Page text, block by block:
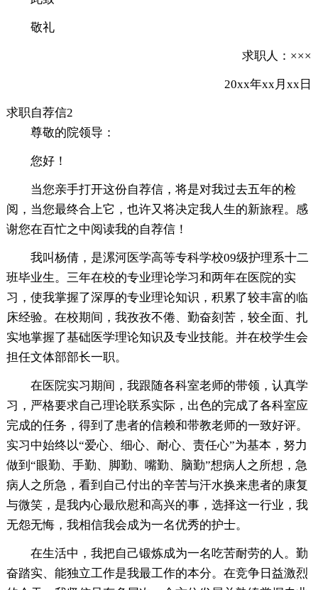
敬礼
求职人：×××
20xx年xx月xx日
求职自荐信2
尊敬的院领导：
您好！
当您亲手打开这份自荐信，将是对我过去五年的检
阅，当您最终合上它，也许又将决定我人生的新旅程。感
谢您在百忙之中阅读我的自荐信！
我叫杨倩，是漯河医学高等专科学校09级护理系十二
班毕业生。三年在校的专业理论学习和两年在医院的实
习，使我掌握了深厚的专业理论知识，积累了较丰富的临
床经验。在校期间，我孜孜不倦、勤奋刻苦，较全面、扎
实地掌握了基础医学理论知识及专业技能。并在校学生会
担任文体部部长一职。
在医院实习期间，我跟随各科室老师的带领，认真学
习，严格要求自己理论联系实际，出色的完成了各科室应
完成的任务，得到了患者的信赖和带教老师的一致好评。
实习中始终以“爱心、细心、耐心、责任心”为基本，努力
做到“眼勤、手勤、脚勤、嘴勤、脑勤”想病人之所想，急
病人之所急，看到自己付出的辛苦与汗水换来患者的康复
与微笑，是我内心最欣慰和高兴的事，选择这一行业，我
无怨无悔，我相信我会成为一名优秀的护士。
在生活中，我把自己锻炼成为一名吃苦耐劳的人。勤
奋踏实、能独立工作是我最工作的本分。在竞争日益激烈